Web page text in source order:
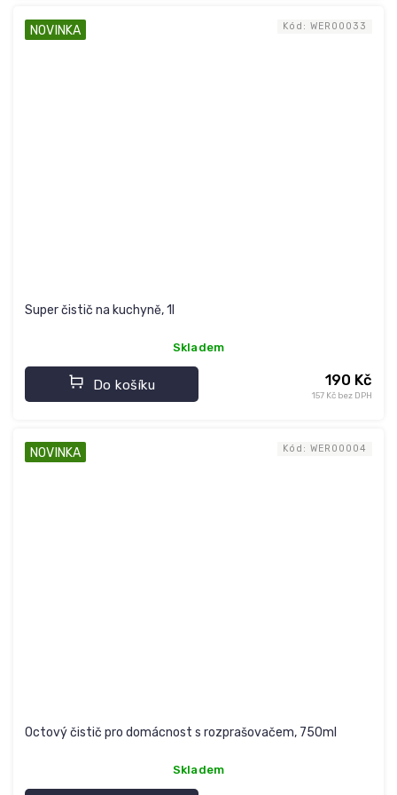
NOVINKA
Super čistič na kuchyně, 1l
Skladem
157 Kč bez DPH
190 Kč
Do košíku
Kód: WER00033
NOVINKA
Octový čistič pro domácnost s rozprašovačem, 750ml
Skladem
Kód: WER00004